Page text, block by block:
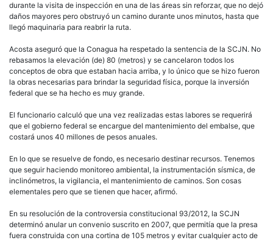
durante la visita de inspección en una de las áreas sin reforzar, que no dejó
daños mayores pero obstruyó un camino durante unos minutos, hasta que
llegó maquinaria para reabrir la ruta.
Acosta aseguró que la Conagua ha respetado la sentencia de la SCJN. No
rebasamos la elevación (de) 80 (metros) y se cancelaron todos los
conceptos de obra que estaban hacia arriba, y lo único que se hizo fueron
la obras necesarias para brindar la seguridad física, porque la inversión
federal que se ha hecho es muy grande.
El funcionario calculó que una vez realizadas estas labores se requerirá
que el gobierno federal se encargue del mantenimiento del embalse, que
costará unos 40 millones de pesos anuales.
En lo que se resuelve de fondo, es necesario destinar recursos. Tenemos
que seguir haciendo monitoreo ambiental, la instrumentación sísmica, de
inclinómetros, la vigilancia, el mantenimiento de caminos. Son cosas
elementales pero que se tienen que hacer, afirmó.
En su resolución de la controversia constitucional 93/2012, la SCJN
determinó anular un convenio suscrito en 2007, que permitía que la presa
fuera construida con una cortina de 105 metros y evitar cualquier acto de